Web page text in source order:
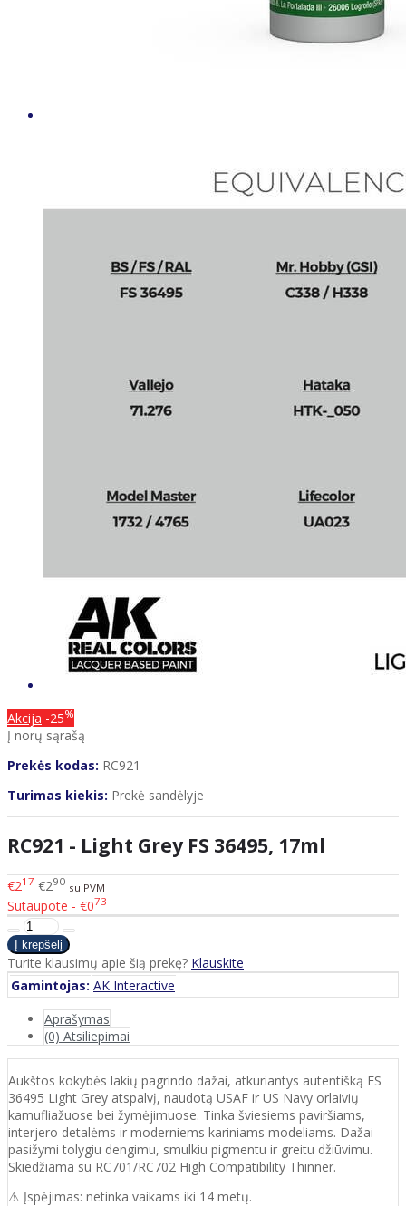
Akcija -25%
Į norų sąrašą
Prekės kodas: RC921
Turimas kiekis: Prekė sandėlyje
RC921 - Light Grey FS 36495, 17ml
€217 €290 su PVM
Sutaupote - €073
Turite klausimų apie šią prekę? Klauskite
Gamintojas: AK Interactive
Aprašymas
(0) Atsiliepimai
Aukštos kokybės lakių pagrindo dažai, atkuriantys autentišką FS
36495 Light Grey atspalvį, naudotą USAF ir US Navy orlaivių
kamufliažuose bei žymėjimuose. Tinka šviesiems paviršiams,
interjero detalėms ir moderniems kariniams modeliams. Dažai
pasižymi tolygiu dengimu, smulkiu pigmentu ir greitu džiūvimu.
Skiedžiama su RC701/RC702 High Compatibility Thinner.
⚠ Įspėjimas: netinka vaikams iki 14 metų.